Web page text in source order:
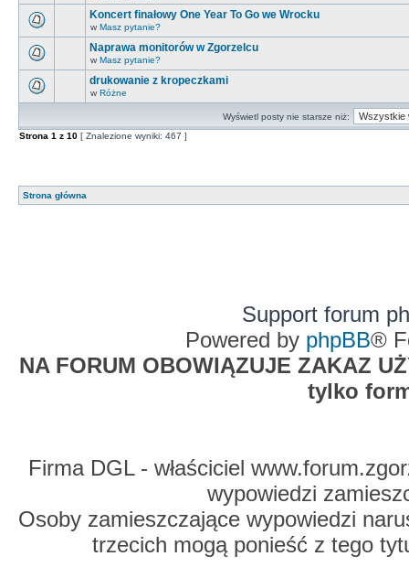
Koncert finałowy One Year To Go we Wrocku
w Masz pytanie?
Naprawa monitorów w Zgorzelcu
w Masz pytanie?
drukowanie z kropeczkami
w Różne
Wyświetl posty nie starsze niż:
Strona 1 z 10 [ Znalezione wyniki: 467 ]
Strona główna
Support forum
Powered by phpBB®
NA FORUM OBOWIĄZUJE ZAKAZ
tylko
Firma DGL - właściciel
wypowiedzi
Osoby zamieszczające wypowiedzi
trzecich mogą ponieść z tego